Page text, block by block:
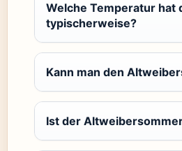
Welche Temperatur
typischerweise?
Kann man den
Ist der